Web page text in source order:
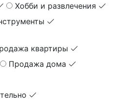
Хобби и развлечения
квартиры
Продажа дома